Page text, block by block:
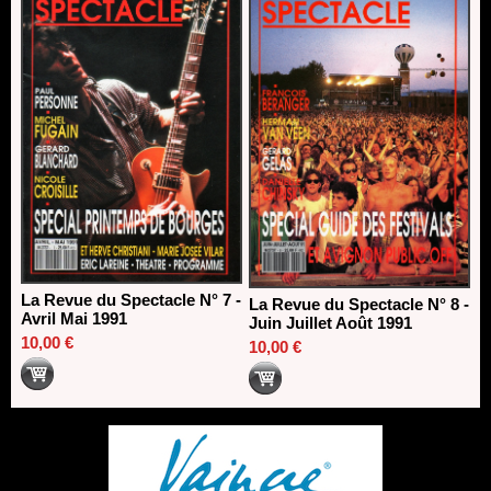
La Revue du Spectacle N° 7 -
Avril Mai 1991
10,00 €
La Revue du Spectacle N° 8 -
Juin Juillet Août 1991
10,00 €